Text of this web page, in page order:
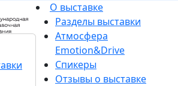
О выставке
Разделы выставки
Атмосфера
Emotion&Drive
Спикеры
Отзывы о выставке